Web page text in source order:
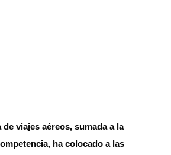
de viajes aéreos, sumada a la
ha colocado a las